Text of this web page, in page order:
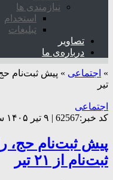
نیازمندی ها
استخدام
تبلیغات
تصاویر
درباره‌ی ما
» اجتماعی »
تیر
اجتماعی
کد خبر:62567 | ۹ تیر ۱۴۰۵ ساعت ۱۸:۱۲
پیش ثبت‌نام حج،
ثبت‌نام از ۲۱ تیر